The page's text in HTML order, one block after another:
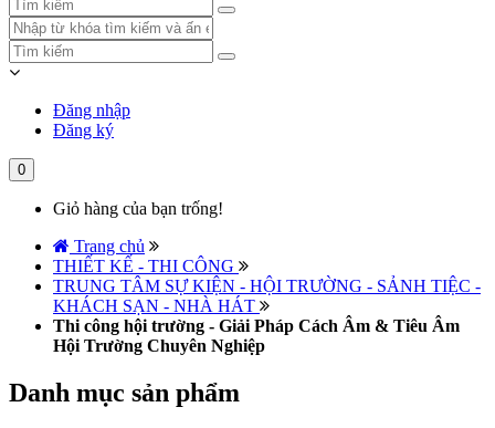
Đăng nhập
Đăng ký
0
Giỏ hàng của bạn trống!
Trang chủ
THIẾT KẾ - THI CÔNG
TRUNG TÂM SỰ KIỆN - HỘI TRƯỜNG - SẢNH TIỆC -
KHÁCH SẠN - NHÀ HÁT
Thi công hội trường - Giải Pháp Cách Âm & Tiêu Âm
Hội Trường Chuyên Nghiệp
Danh mục sản phẩm